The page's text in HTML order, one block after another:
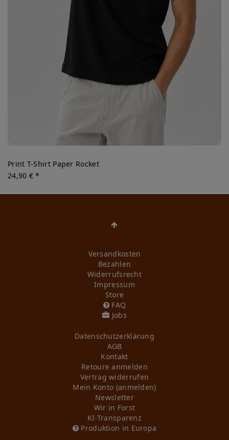
Print T-Shirt Paper Rocket
24,90 € *
Versandkosten
Bezahlen
Widerrufs­recht
Impressum
Store
FAQ
Jobs
Daten­schutz­erklärung
AGB
Kontakt
Retoure anmelden
Vertrag widerrufen
Mein Konto (anmelden)
Newsletter
Wir in Forst
KI-Transparenz
Produktion in Europa